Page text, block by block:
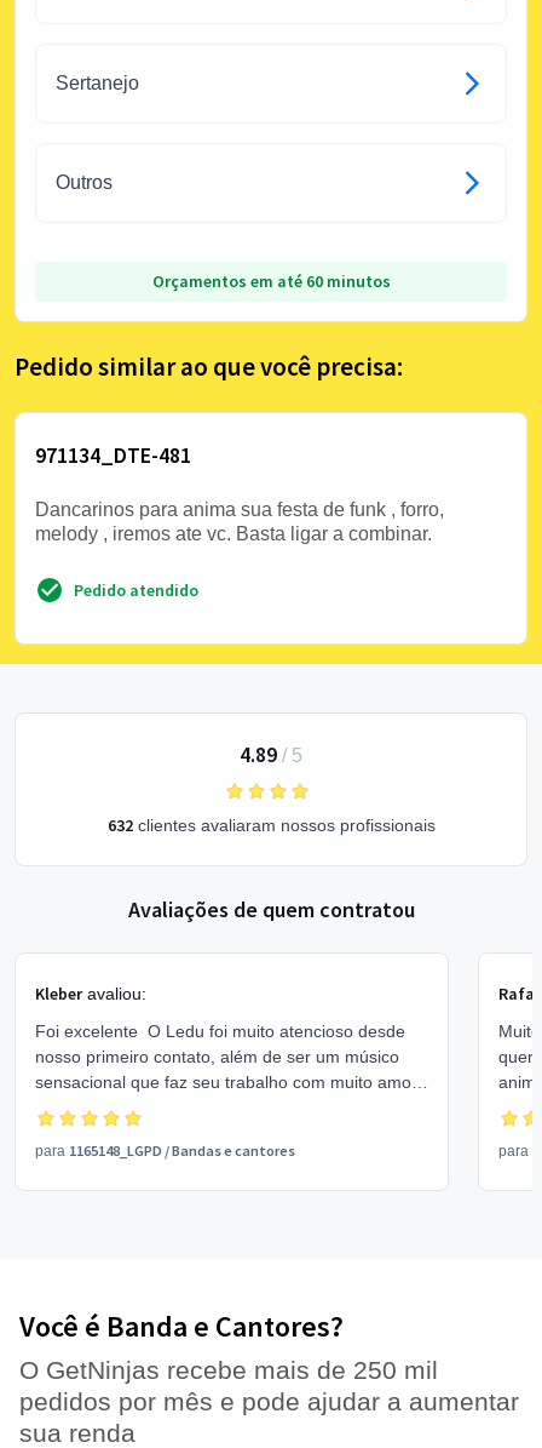
Sertanejo
Outros
Orçamentos em até 60 minutos
Pedido similar ao que você precisa:
971134_DTE-481
Dancarinos para anima sua festa de funk , forro,
melody , iremos ate vc. Basta ligar a combinar.
Pedido atendido
4.89 / 5
632clientes avaliaram nossos profissionais
Avaliações de quem contratou
Kleberavaliou:
Foi excelente O Ledu foi muito atencioso desde
nosso primeiro contato, além de ser um músico
sensacional que faz seu trabalho com muito amor
e alegria Toca diversos estilos musicais Sem
palavras para agradecer Concerteza se tivermos
outros eventos, iremos contratar o Ledu
para 1165148_LGPD /Bandas e cantores para
Você é Banda e Cantores?
O GetNinjas recebe mais de 250 mil
pedidos por mês e pode ajudar a aumentar
sua renda